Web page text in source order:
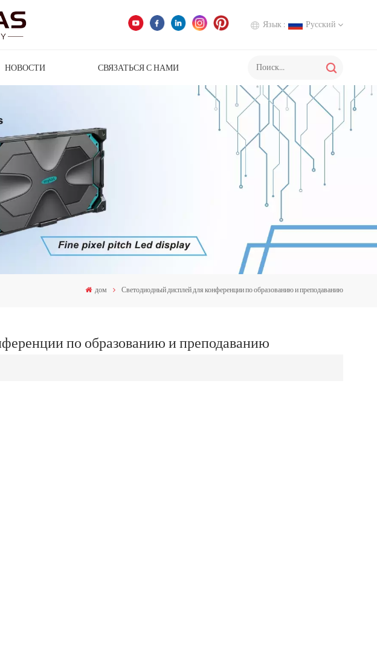
Язык : Русский
Deutsch
Italiano
Español
НОВОСТИ СВЯЗАТЬСЯ С НАМИ
дом Светодиодный дисплей для конференции по образованию и преподаванию
по образованию и преподаванию